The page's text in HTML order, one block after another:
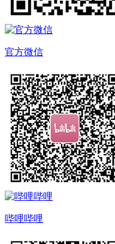
官方微信
哔哩哔哩